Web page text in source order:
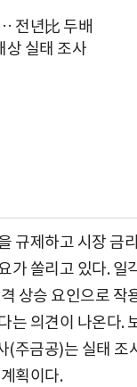
전년比 두배
상 실태 조사
규제하고 시장 금
가 쏠리고 있다. 일
상승 요인으로 작
는 의견이 나온다.
(주금공)는 실태 조
획이다.